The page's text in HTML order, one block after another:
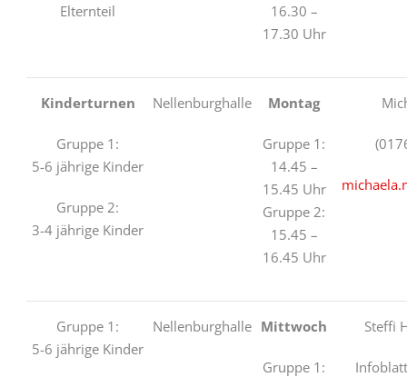
Elternteil
16.30 –
17.30 Uhr
Kinderturnen
Gruppe 1:
5-6 jährige Kinder
Gruppe 2:
3-4 jährige Kinder
Nellenburghalle Montag
Gruppe 1:
14.45 –
15.45 Uhr
Gruppe 2:
15.45 –
16.45 Uhr
Gruppe 1:
5-6 jährige Kinder
Nellenburghalle Mittwoch
Gruppe 1:
Steffi